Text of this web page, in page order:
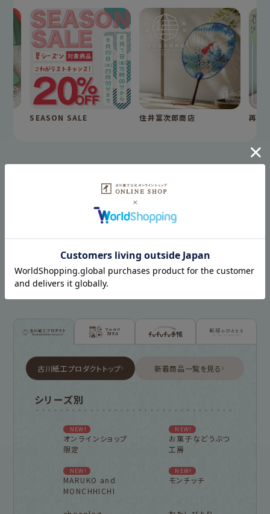
SEASON SALE 住井冨次郎商店 再入
最近チェックした商品
HISTORY
古川紙工プロダクトトップ 新着商品一覧を見る
シリーズ別
NEW!
オンラインショップ
限定
NEW!
お菓子などうぶつ
工房
NEW!
MARUKO and
MONCHHICHI
NEW!
モンチッチ